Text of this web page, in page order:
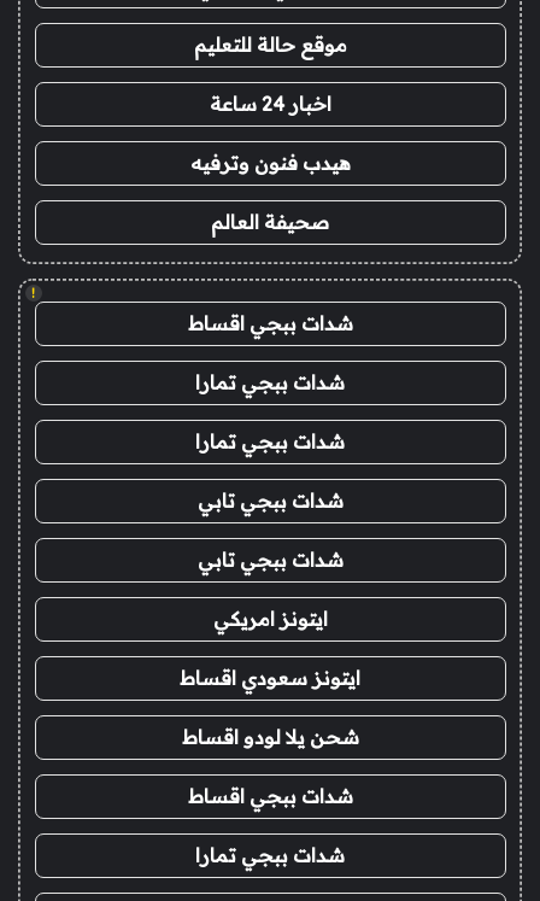
موقع حالة للتعليم
اخبار 24 ساعة
هيدب فنون وترفيه
صحيفة العالم
!
شدات ببجي اقساط
شدات ببجي تمارا
شدات ببجي تمارا
شدات ببجي تابي
شدات ببجي تابي
ايتونز امريكي
ايتونز سعودي اقساط
شحن يلا لودو اقساط
شدات ببجي اقساط
شدات ببجي تمارا